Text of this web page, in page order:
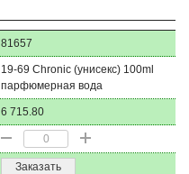
81657
19-69 Chronic (унисекс) 100ml
парфюмерная вода
6 715.80
Заказать